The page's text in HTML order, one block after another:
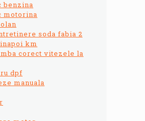
benzina
motorina
soda fabia 2
km
corect vitezele la
dpf
manuala